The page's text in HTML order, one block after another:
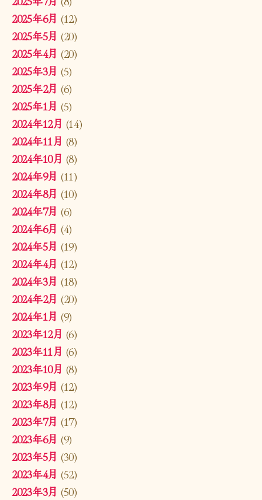
2025年6月 (12)
2025年5月 (20)
2025年4月 (20)
2025年3月 (5)
2025年2月 (6)
2025年1月 (5)
2024年12月 (14)
2024年11月 (8)
2024年10月 (8)
2024年9月 (11)
2024年8月 (10)
2024年7月 (6)
2024年6月 (4)
2024年5月 (19)
2024年4月 (12)
2024年3月 (18)
2024年2月 (20)
2024年1月 (9)
2023年12月 (6)
2023年11月 (6)
2023年10月 (8)
2023年9月 (12)
2023年8月 (12)
2023年7月 (17)
2023年6月 (9)
2023年5月 (30)
2023年4月 (52)
2023年3月 (50)